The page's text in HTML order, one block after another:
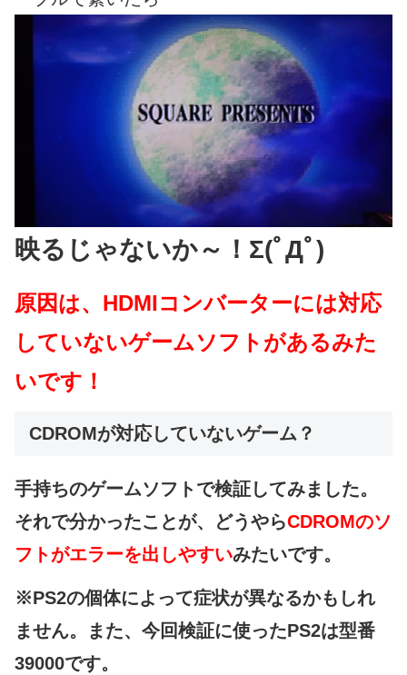
映るじゃないか～！Σ(ﾟДﾟ)
原因は、HDMIコンバーターには対応
していないゲームソフトがあるみた
いです！
CDROMが対応していないゲーム？
手持ちのゲームソフトで検証してみました。
それで分かったことが、どうやらCDROMのソ
フトがエラーを出しやすいみたいです。
※PS2の個体によって症状が異なるかもしれ
ません。また、今回検証に使ったPS2は型番
39000です。